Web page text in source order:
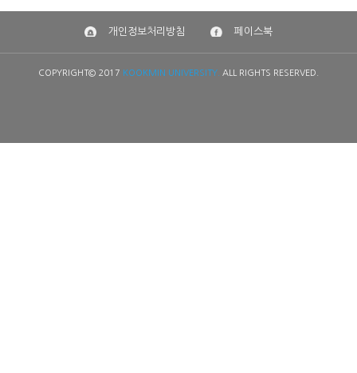
개인정보처리방침 페이스북
COPYRIGHT© 2017 KOOKMIN UNIVERSITY. ALL RIGHTS RESERVED.